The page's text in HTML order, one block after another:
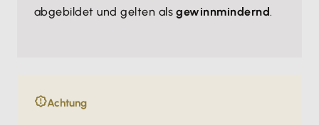
abgebildet und gelten alsgewinnmindernd.
Achtung